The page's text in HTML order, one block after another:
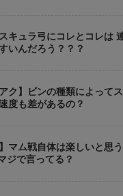
スキュラ弓にコレとコレは
いんだろう？？？
アク】ビンの種類によって
度も差があるの？
】マム戦自体は楽しいと思
ジで言ってる？